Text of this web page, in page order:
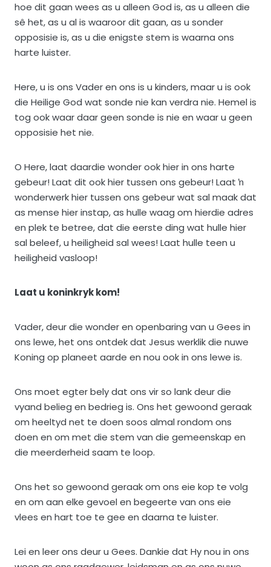
hoe dit gaan wees as u alleen God is, as u alleen die
sê het, as u al is waaroor dit gaan, as u sonder
opposisie is, as u die enigste stem is waarna ons
harte luister.
Here, u is ons Vader en ons is u kinders, maar u is ook
die Heilige God wat sonde nie kan verdra nie. Hemel is
tog ook waar daar geen sonde is nie en waar u geen
opposisie het nie.
O Here, laat daardie wonder ook hier in ons harte
gebeur! Laat dit ook hier tussen ons gebeur! Laat ŉ
wonderwerk hier tussen ons gebeur wat sal maak dat
as mense hier instap, as hulle waag om hierdie adres
en plek te betree, dat die eerste ding wat hulle hier
sal beleef, u heiligheid sal wees! Laat hulle teen u
heiligheid vasloop!
Laat u koninkryk kom!
Vader, deur die wonder en openbaring van u Gees in
ons lewe, het ons ontdek dat Jesus werklik die nuwe
Koning op planeet aarde en nou ook in ons lewe is.
Ons moet egter bely dat ons vir so lank deur die
vyand belieg en bedrieg is. Ons het gewoond geraak
om heeltyd net te doen soos almal rondom ons
doen en om met die stem van die gemeenskap en
die meerderheid saam te loop.
Ons het so gewoond geraak om ons eie kop te volg
en om aan elke gevoel en begeerte van ons eie
vlees en hart toe te gee en daarna te luister.
Lei en leer ons deur u Gees. Dankie dat Hy nou in ons